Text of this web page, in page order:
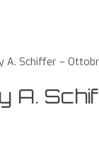
A. Schiffer –
A.